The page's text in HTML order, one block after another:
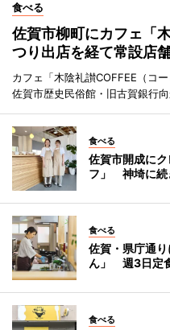
食べる
佐賀市柳町にカフェ「
つり出店を経て常設店
カフェ「木陰礼讃COFFEE（コ
佐賀市歴史民俗館・旧古賀銀行
食べる
佐賀市開成に
フ」 神埼に続
食べる
佐賀・県庁通
ん」 週3日定
食べる